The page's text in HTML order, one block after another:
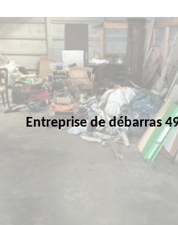
Entreprise de débarras